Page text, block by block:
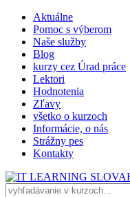
Aktuálne
Pomoc s výberom
Naše služby
Blog
kurzy cez Úrad práce
Lektori
Hodnotenia
Zľavy
všetko o kurzoch
Informácie, o nás
Strážny pes
Kontakty